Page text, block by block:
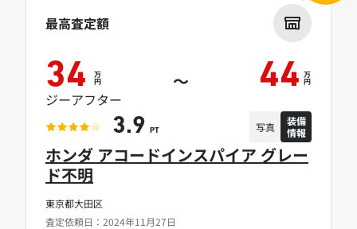
東京都大田区
査定依頼日：2024年11月27日
ホンダ アコードインスパイア グレー
ド不明
最高査定額
34 万
円 ～ 44 万
円
ジーアフター
3.9 PT 写真
装備
情報